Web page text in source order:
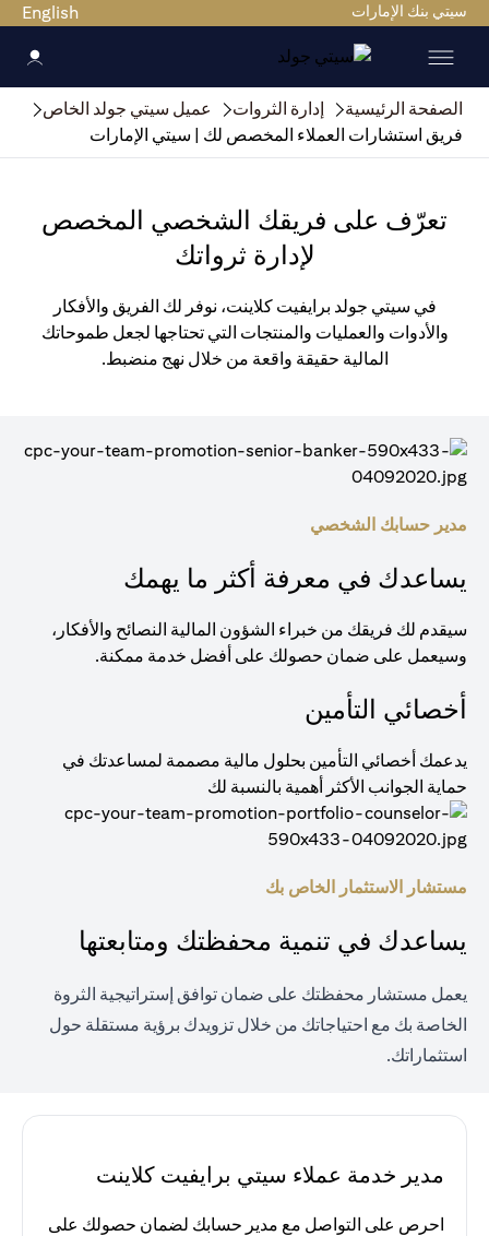
سيتي بنك الإمارات English
الصفحة الرئيسية إدارة الثروات
عميل سيتي جولد الخاص
فريق استشارات العملاء المخصص لك | سيتي الإمارات
تعرّف على فريقك الشخصي المخصص
لإدارة ثرواتك
في سيتي جولد برايفيت كلاينت، نوفر لك الفريق والأفكار
والأدوات والعمليات والمنتجات التي تحتاجها لجعل طموحاتك
المالية حقيقة واقعة من خلال نهج منضبط.
مدير حسابك الشخصي
يساعدك في معرفة أكثر ما يهمك
سيقدم لك فريقك من خبراء الشؤون المالية النصائح والأفكار،
وسيعمل على ضمان حصولك على أفضل خدمة ممكنة.
أخصائي التأمين
يدعمك أخصائي التأمين بحلول مالية مصممة لمساعدتك في
حماية الجوانب الأكثر أهمية بالنسبة لك
مستشار الاستثمار الخاص بك
يساعدك في تنمية محفظتك ومتابعتها
يعمل مستشار محفظتك على ضمان توافق إستراتيجية الثروة
الخاصة بك مع احتياجاتك من خلال تزويدك برؤية مستقلة حول
استثماراتك.
مدير خدمة عملاء سيتي برايفيت كلاينت
احرص على التواصل مع مدير حسابك لضمان حصولك على